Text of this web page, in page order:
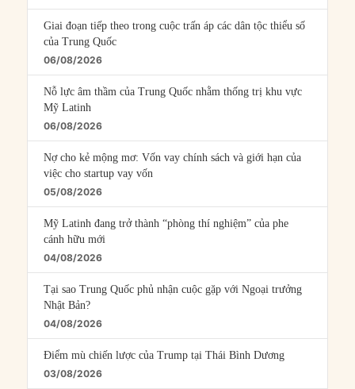
Giai đoạn tiếp theo trong cuộc trấn áp các dân tộc thiểu số
của Trung Quốc
06/08/2026
Nỗ lực âm thầm của Trung Quốc nhằm thống trị khu vực
Mỹ Latinh
06/08/2026
Nợ cho kẻ mộng mơ: Vốn vay chính sách và giới hạn của
việc cho startup vay vốn
05/08/2026
Mỹ Latinh đang trở thành “phòng thí nghiệm” của phe
cánh hữu mới
04/08/2026
Tại sao Trung Quốc phủ nhận cuộc gặp với Ngoại trưởng
Nhật Bản?
04/08/2026
Điểm mù chiến lược của Trump tại Thái Bình Dương
03/08/2026